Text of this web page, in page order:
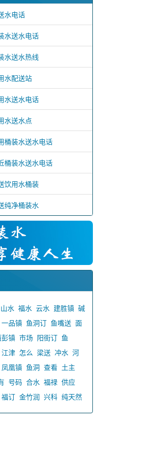
水电话
水送水电话
水送水热线
水配送站
水送水电话
水送水点
桶装水送水电话
桶装水送水电话
饮用水桶装
纯净桶装水
山水 福水 云水 建胜镇 碱
一品镇 鱼洞订 鱼嘴送 面
镇 市场 阳街订 鱼
江津 怎么 梁送 冲水 河
凤凰镇 鱼洞 查看 土主
号码 合水 福禄 供应
福订 金竹润 兴科 纯天然